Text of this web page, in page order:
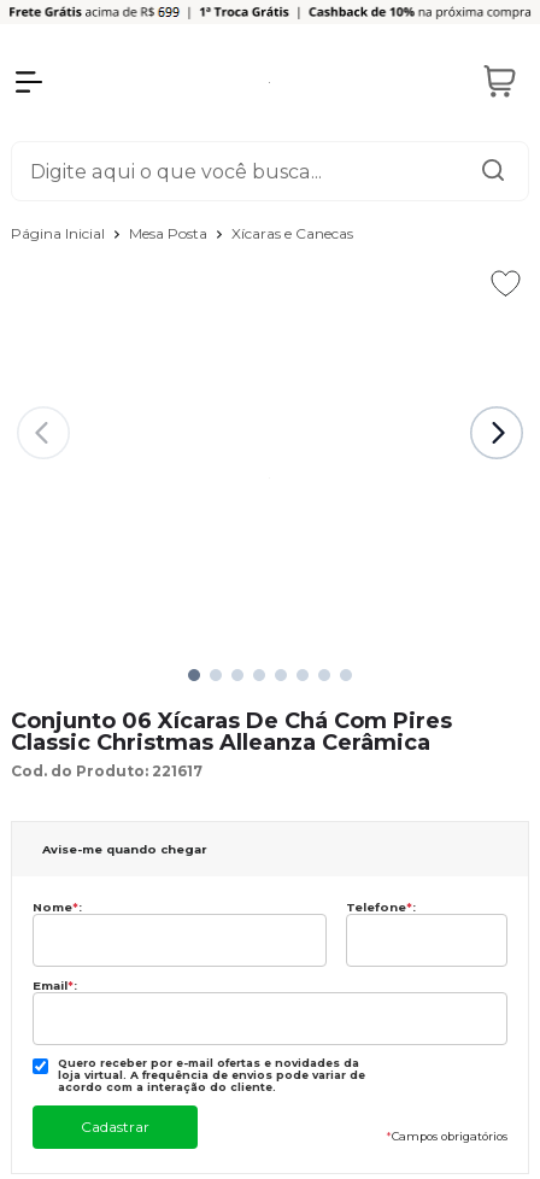
Página Inicial Mesa Posta Xícaras e Canecas
Conjunto 06 Xícaras De Chá Com Pires
Classic Christmas Alleanza Cerâmica
Cod. do Produto: 221617
Avise-me quando chegar
Nome*: Telefone*:
Email*:
Quero receber por e-mail ofertas e novidades da
loja virtual. A frequência de envios pode variar de
acordo com a interação do cliente.
*Campos obrigatórios